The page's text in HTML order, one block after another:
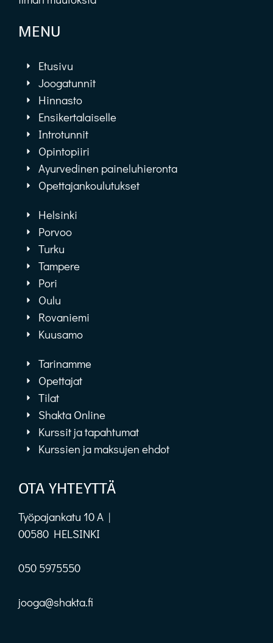
MENU
Etusivu
Joogatunnit
Hinnasto
Ensikertalaiselle
Introtunnit
Opintopiiri
Ayurvedinen paineluhieronta
Opettajankoulutukset
Helsinki
Porvoo
Turku
Tampere
Pori
Oulu
Rovaniemi
Kuusamo
Tarinamme
Opettajat
Tilat
Shakta Online
Kurssit ja tapahtumat
Kurssien ja maksujen ehdot
OTA YHTEYTTÄ
Työpajankatu 10 A |
00580 HELSINKI
050 5975550
jooga@shakta.fi